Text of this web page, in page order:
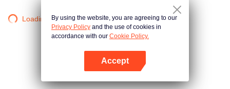
Loading…By using the website, you are agreeing to our
Privacy Policy and the use of cookies in
accordance with our Cookie Policy.
Accept